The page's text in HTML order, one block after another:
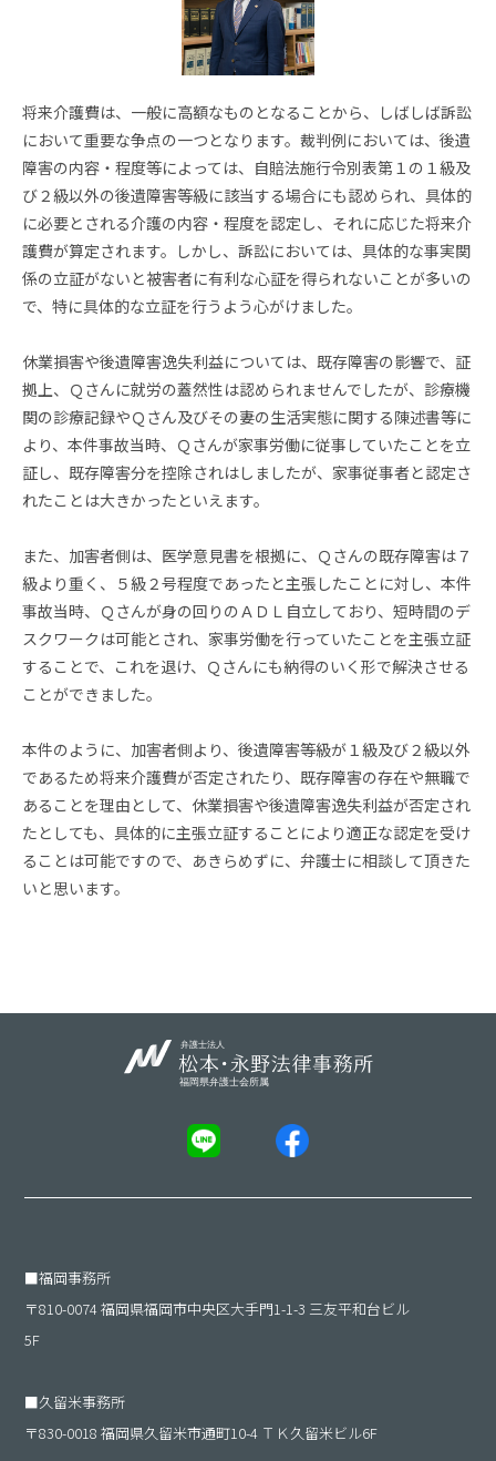
将来介護費は、一般に高額なものとなることから、しばしば訴訟
において重要な争点の一つとなります。裁判例においては、後遺
障害の内容・程度等によっては、自賠法施行令別表第１の１級及
び２級以外の後遺障害等級に該当する場合にも認められ、具体的
に必要とされる介護の内容・程度を認定し、それに応じた将来介
護費が算定されます。しかし、訴訟においては、具体的な事実関
係の立証がないと被害者に有利な心証を得られないことが多いの
で、特に具体的な立証を行うよう心がけました。
休業損害や後遺障害逸失利益については、既存障害の影響で、証
拠上、Ｑさんに就労の蓋然性は認められませんでしたが、診療機
関の診療記録やＱさん及びその妻の生活実態に関する陳述書等に
より、本件事故当時、Ｑさんが家事労働に従事していたことを立
証し、既存障害分を控除されはしましたが、家事従事者と認定さ
れたことは大きかったといえます。
また、加害者側は、医学意見書を根拠に、Ｑさんの既存障害は７
級より重く、５級２号程度であったと主張したことに対し、本件
事故当時、Ｑさんが身の回りのＡＤＬ自立しており、短時間のデ
スクワークは可能とされ、家事労働を行っていたことを主張立証
することで、これを退け、Ｑさんにも納得のいく形で解決させる
ことができました。
本件のように、加害者側より、後遺障害等級が１級及び２級以外
であるため将来介護費が否定されたり、既存障害の存在や無職で
あることを理由として、休業損害や後遺障害逸失利益が否定され
たとしても、具体的に主張立証することにより適正な認定を受け
ることは可能ですので、あきらめずに、弁護士に相談して頂きた
いと思います。
■福岡事務所
〒810-0074 福岡県福岡市中央区大手門1-1-3 三友平和台ビル
5F
■久留米事務所
〒830-0018 福岡県久留米市通町10-4 ＴＫ久留米ビル6F